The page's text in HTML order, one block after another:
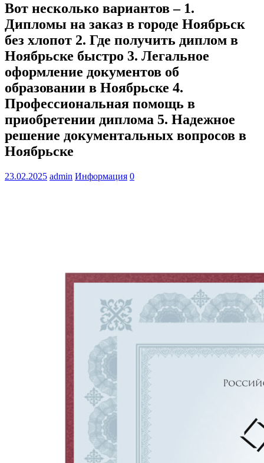
Вот несколько вариантов – 1.
Дипломы на заказ в городе Ноябрьск
без хлопот 2. Где получить диплом в
Ноябрьске быстро 3. Легальное
оформление документов об
образовании в Ноябрьске 4.
Профессиональная помощь в
приобретении диплома 5. Надежное
решение документальных вопросов в
Ноябрьске
23.02.2025 admin Информация 0